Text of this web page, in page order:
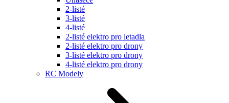
2-listé
3-listé
4-listé
2-listé elektro pro letadla
2-listé elektro pro drony
3-listé elektro pro drony
4-listé elektro pro drony
RC Modely